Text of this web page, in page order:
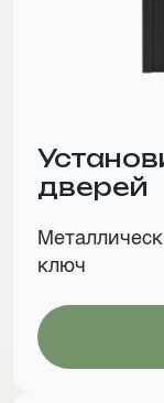
дверей
ключ